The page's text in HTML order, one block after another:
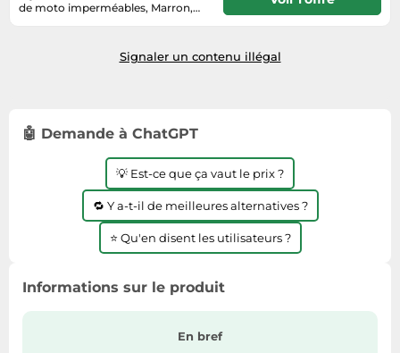
Techniques de mesure
Tronçonneuses
Tuyaux d'arrosage
Éclairage
Informatique
Médias
Objectifs photo
Ordinateurs portables
Plaques de cuisson
Reflex numériques
Vélos
Vêtements de sport
de moto imperméables, Marron,
Signaler un contenu illégal
🤖 Demande à ChatGPT
💡 Est-ce que ça vaut le prix ?
🔁 Y a-t-il de meilleures alternatives ?
⭐ Qu'en disent les utilisateurs ?
Informations sur le produit
En bref